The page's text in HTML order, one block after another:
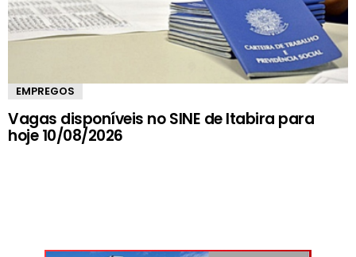
EMPREGOS
Vagas disponíveis no SINE de Itabira para
hoje 10/08/2026